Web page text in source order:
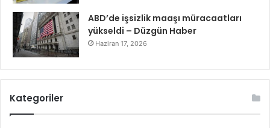
ABD’de işsizlik maaşı müracaatları
yükseldi – Düzgün Haber
Haziran 17, 2026
Kategoriler